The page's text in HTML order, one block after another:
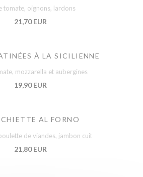
tomate, oignons, lardons
21,70 EUR
À LA SICILIENNE
mozzarella et aubergines
19,90 EUR
AL FORNO
de viandes, jambon cuit
21,80 EUR